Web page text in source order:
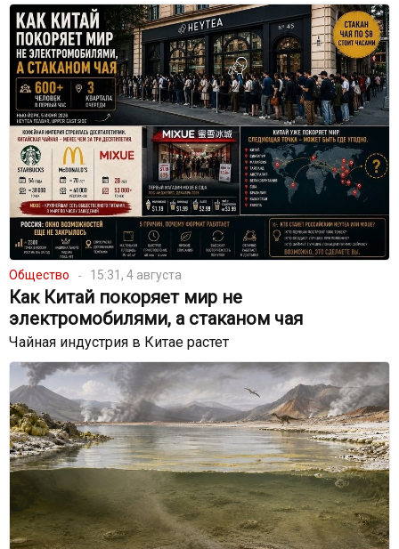
Общество 15:31, 4 августа
Как Китай покоряет мир не
электромобилями, а стаканом чая
Чайная индустрия в Китае растет